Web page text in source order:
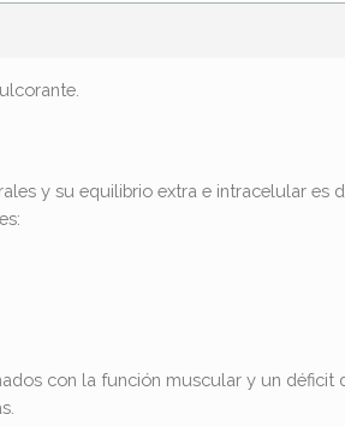
y su equilibrio extra e intracelular es
con la función muscular y un déficit